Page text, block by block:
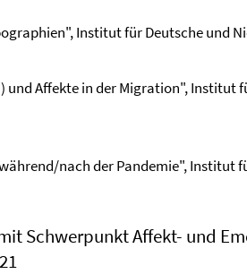
Institut für Deutsche und
und Affekte in der Migration", Institut
nach der Pandemie", Institut
Schwerpunkt Affekt- und